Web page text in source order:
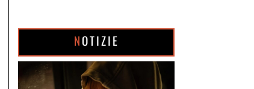
NOTIZIE